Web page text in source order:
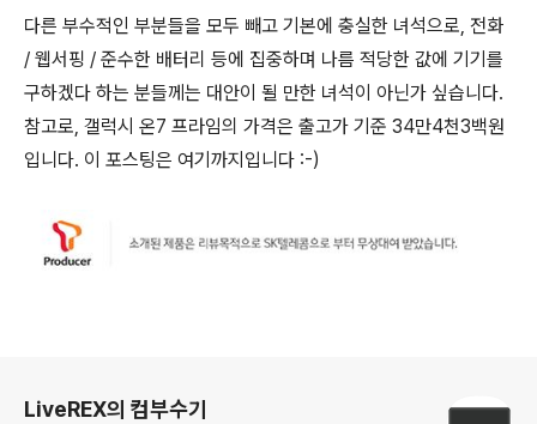
다른 부수적인 부분들을 모두 빼고 기본에 충실한 녀석으로, 전화
/ 웹서핑 / 준수한 배터리 등에 집중하며 나름 적당한 값에 기기를
구하겠다 하는 분들께는 대안이 될 만한 녀석이 아닌가 싶습니다.
참고로, 갤럭시 온7 프라임의 가격은 출고가 기준 34만4천3백원
입니다. 이 포스팅은 여기까지입니다 :-)
LiveREX의 컴부수기